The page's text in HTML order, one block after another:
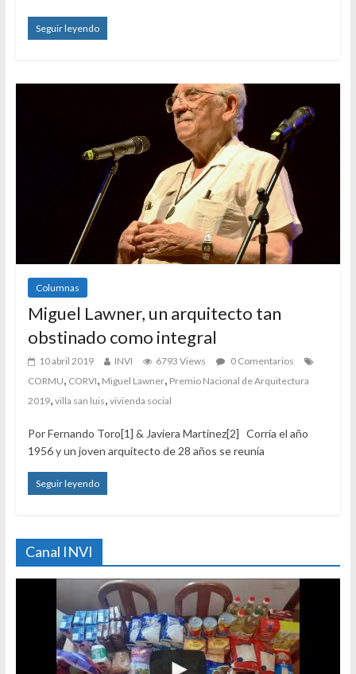
Seguir leyendo
Columnas
Miguel Lawner, un arquitecto tan
obstinado como integral
10 abril 2019 INVI 6793 Views
0 Comentarios
CORMU, CORVI, Miguel Lawner, Premio Nacional de Arquitectura
2019, villa san luis, vivienda social
Por Fernando Toro[1] & Javiera Martinez[2] Corría el año
1956 y un joven arquitecto de 28 años se reunía
Seguir leyendo
Canal INVI